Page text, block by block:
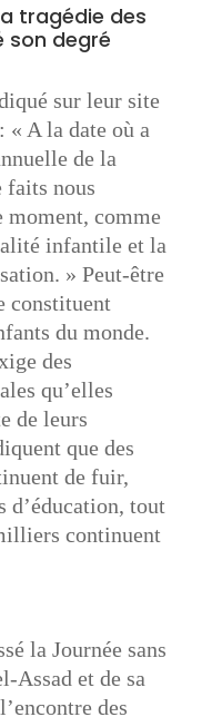
tragédie des
son degré
sur leur site
« A la date où a
de la
faits nous
moment, comme
infantile et la
» Peut-être
constituent
du monde.
des
qu’elles
de leurs
que des
de fuir,
d’éducation, tout
continuent
la Journée sans
Assad et de sa
des